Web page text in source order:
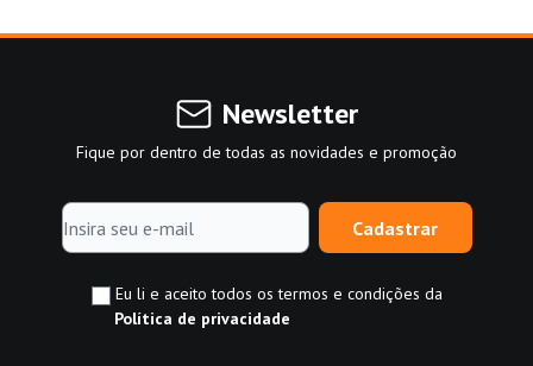
Newsletter
Fique por dentro de todas as novidades e promoção
Cadastrar
Eu li e aceito todos os termos e condições da
Política de privacidade